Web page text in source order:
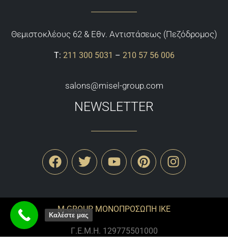
Θεμιστoκλέους 62 & Εθν. Αντιστάσεως (Πεζόδρομος)
Τ: 211 300 5031 – 210 57 56 006
salons@misel-group.com
NEWSLETTER
M-GROUP ΜΟΝΟΠΡΟΣΩΠΗ ΙΚΕ
Γ.Ε.Μ.Η. 129775501000
Καλέστε μας